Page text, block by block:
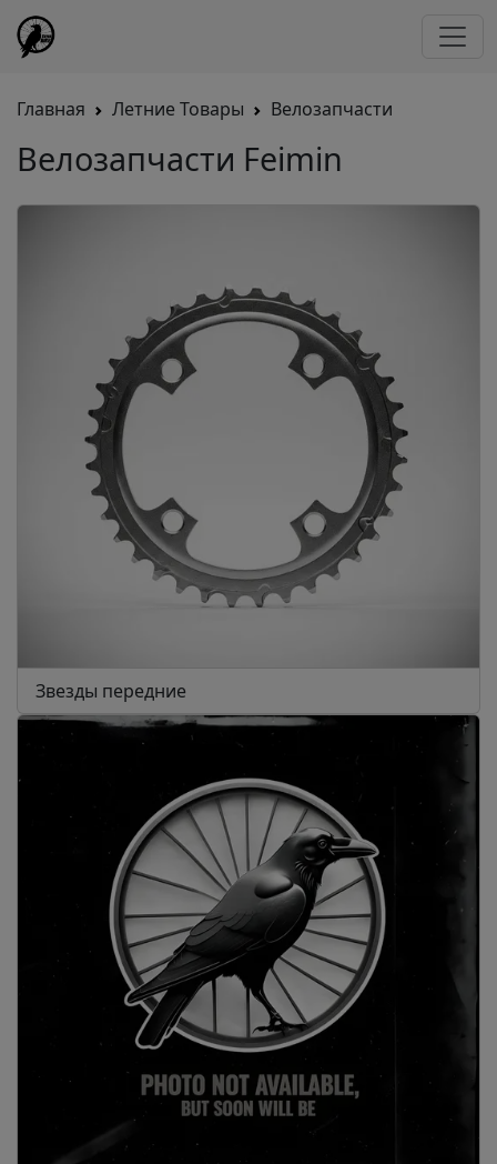
Главная Летние Товары Велозапчасти
Велозапчасти Feimin
Звезды передние